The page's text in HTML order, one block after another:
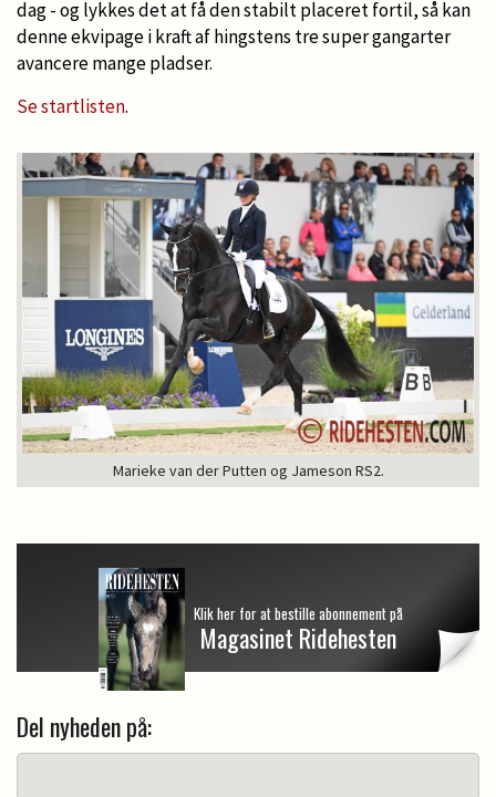
dag - og lykkes det at få den stabilt placeret fortil, så kan
denne ekvipage i kraft af hingstens tre super gangarter
avancere mange pladser.
Se startlisten.
Marieke van der Putten og Jameson RS2.
Klik her for at bestille abonnement på
Magasinet Ridehesten
Del nyheden på: